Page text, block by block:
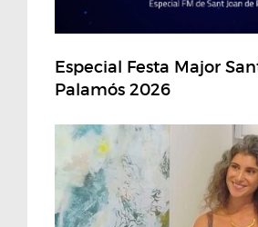
Especial Festa Major
Palamós 2026